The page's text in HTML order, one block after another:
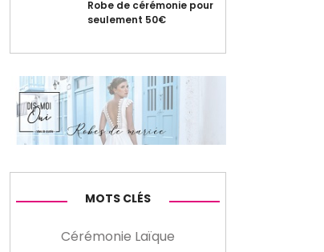
Robe de cérémonie pour
seulement 50€
MOTS CLÉS
Cérémonie Laïque